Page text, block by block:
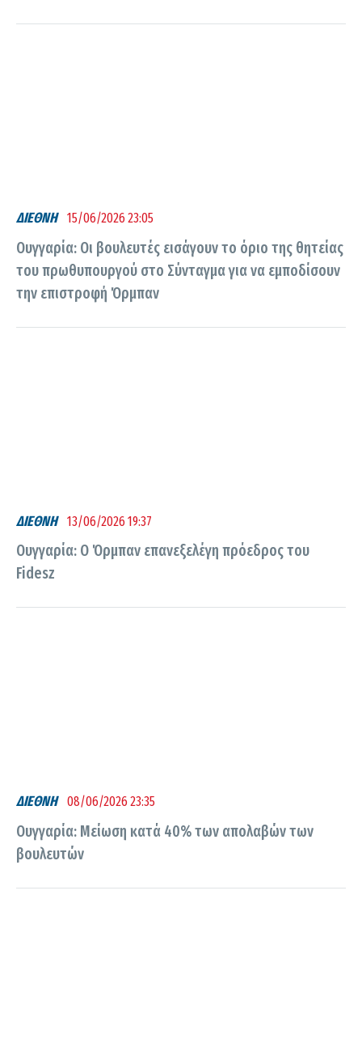
ΔΙΕΘΝΗ 15/06/2026 23:05
Ουγγαρία: Οι βουλευτές εισάγουν το όριο της θητείας
του πρωθυπουργού στο Σύνταγμα για να εμποδίσουν
την επιστροφή Όρμπαν
ΔΙΕΘΝΗ 13/06/2026 19:37
Ουγγαρία: Ο Όρμπαν επανεξελέγη πρόεδρος του
Fidesz
ΔΙΕΘΝΗ 08/06/2026 23:35
Ουγγαρία: Μείωση κατά 40% των απολαβών των
βουλευτών